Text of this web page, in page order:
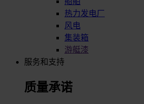
热力发电厂
风电
集装箱
游艇漆
服务和支持
质量承诺